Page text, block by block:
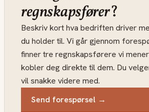
regnskapsfører?
Beskriv kort hva bedriften driver
du holder til. Vi går gjennom
finner tre regnskapsførere vi
kobler deg direkte til dem. Du
vil snakke videre med.
Send forespørsel →